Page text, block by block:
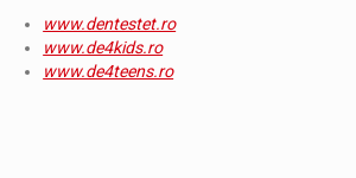
www.dentestet.ro
www.de4kids.ro
www.de4teens.ro